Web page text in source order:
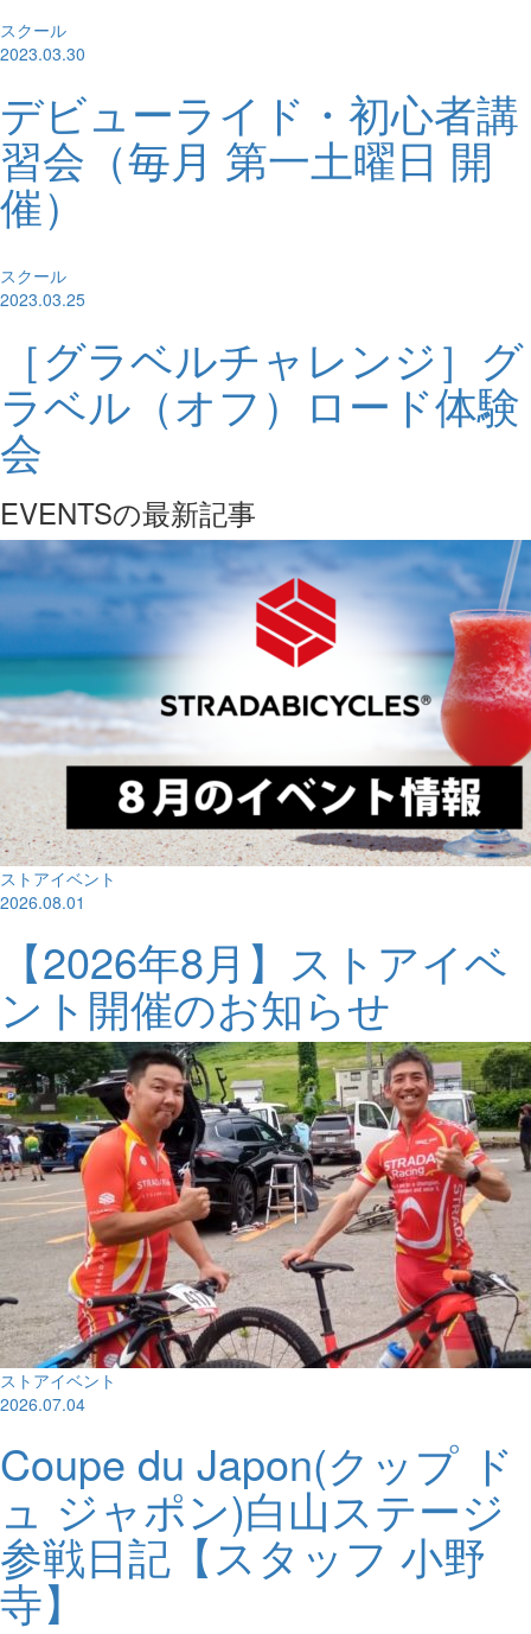
スクール
2023.03.30
デビューライド・初心者講
習会（毎月 第一土曜日 開
催）
スクール
2023.03.25
［グラベルチャレンジ］グ
ラベル（オフ）ロード体験
会
EVENTSの最新記事
ストアイベント
2026.08.01
【2026年8月】ストアイベ
ント開催のお知らせ
ストアイベント
2026.07.04
Coupe du Japon(クップ ド
ュ ジャポン)白山ステージ
参戦日記【スタッフ 小野
寺】